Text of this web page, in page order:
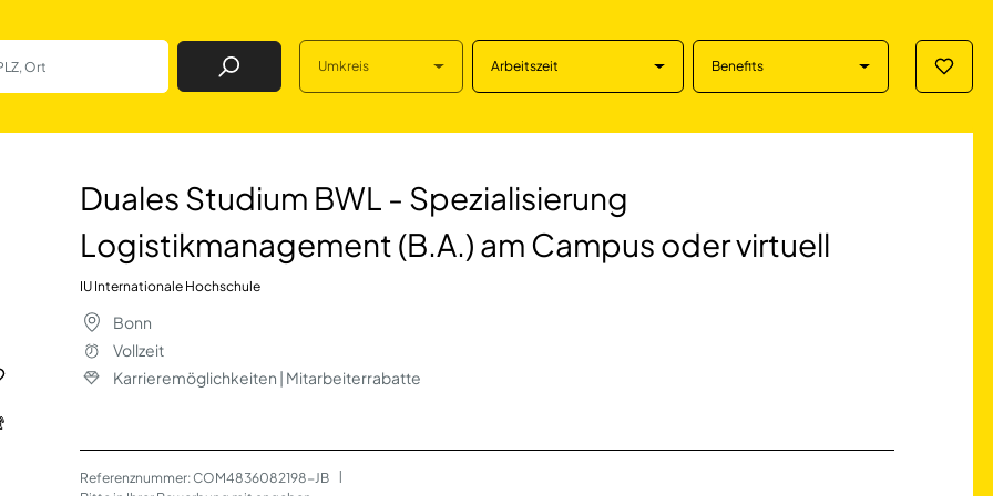
Job Finden Umkreis Arbeitszeit Benefits
- Spezialisierung
Duales Studium BWL - Spezialisierung
Logistikmanagement (B.A.) am Campus oder virtuell
IU Internationale Hochschule
Bonn
Vollzeit
Karrieremöglichkeiten | Mitarbeiterrabatte
Referenznummer: COM4836082198-JB